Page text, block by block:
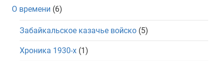
О времени (6)
Забайкальское казачье войско (5)
Хроника 1930-х (1)